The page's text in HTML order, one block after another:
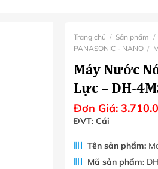
Trang chủ / Sản phẩm /
PANASONIC - NANO /
Máy Nước
Lực – DH-
Đơn Giá:
ĐVT: Cái
Tên sản phẩm:
Mã sản phẩm: